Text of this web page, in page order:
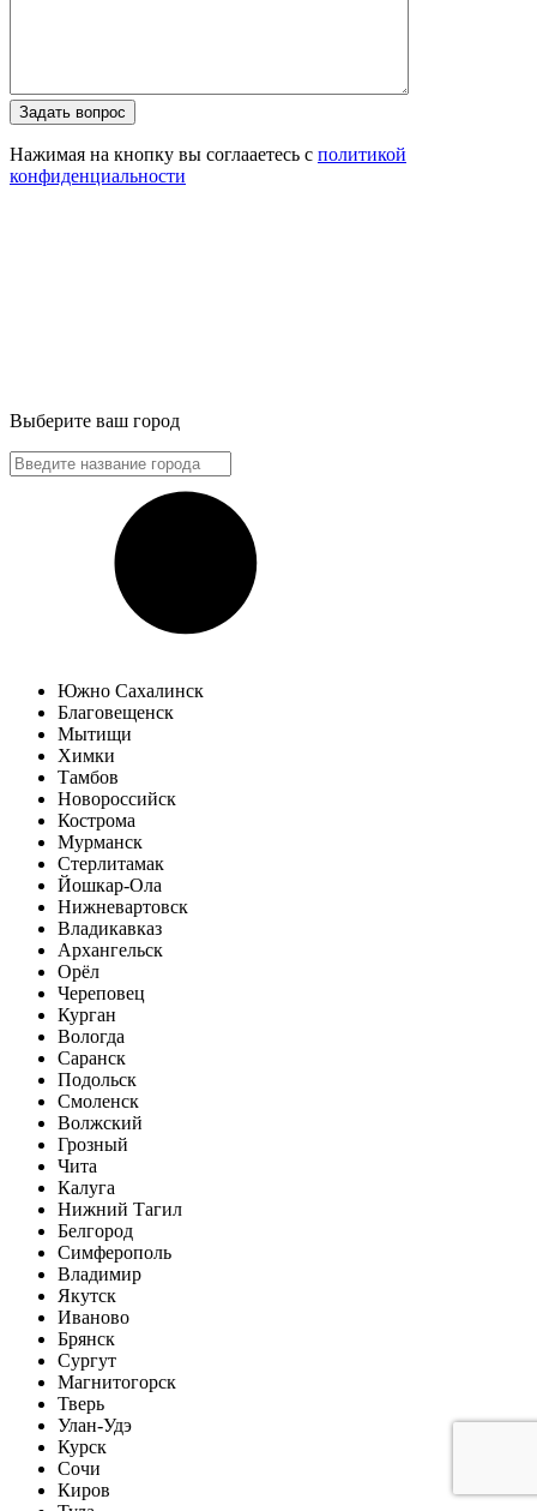
Задать вопрос
Нажимая на кнопку вы соглааетесь с политикой
конфиденциальности
Выберите ваш город
Южно Сахалинск
Благовещенск
Мытищи
Химки
Тамбов
Новороссийск
Кострома
Мурманск
Стерлитамак
Йошкар-Ола
Нижневартовск
Владикавказ
Архангельск
Орёл
Череповец
Курган
Вологда
Саранск
Подольск
Смоленск
Волжский
Грозный
Чита
Калуга
Нижний Тагил
Белгород
Симферополь
Владимир
Якутск
Иваново
Брянск
Сургут
Магнитогорск
Тверь
Улан-Удэ
Курск
Сочи
Киров